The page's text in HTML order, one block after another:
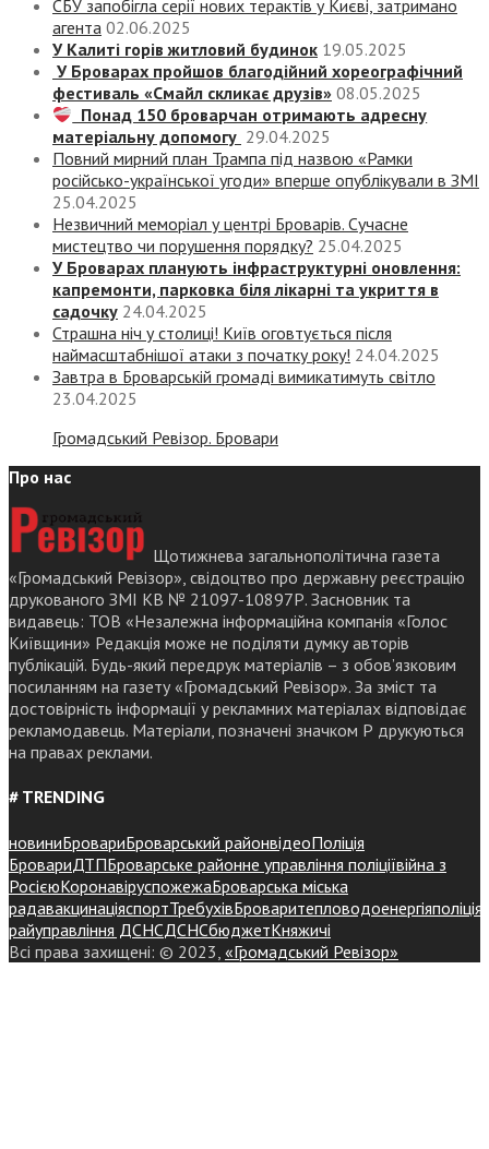
СБУ запобігла серії нових терактів у Києві, затримано
агента 02.06.2025
У Калиті горів житловий будинок 19.05.2025
У Броварах пройшов благодійний хореографічний
фестиваль «Смайл скликає друзів» 08.05.2025
Понад 150 броварчан отримають адресну
матеріальну допомогу 29.04.2025
Повний мирний план Трампа під назвою «‎Рамки
російсько-української угоди» вперше опублікували в ЗМІ
25.04.2025
Незвичний меморіал у центрі Броварів. Сучасне
мистецтво чи порушення порядку? 25.04.2025
У Броварах планують інфраструктурні оновлення:
капремонти, парковка біля лікарні та укриття в
садочку 24.04.2025
Страшна ніч у столиці! Київ оговтується після
наймасштабнішої атаки з початку року! 24.04.2025
Завтра в Броварській громаді вимикатимуть світло
23.04.2025
Громадський Ревізор. Бровари
Про нас
Щотижнева загальнополітична газета
«Громадський Ревізор», свідоцтво про державну реєстрацію
друкованого ЗМІ КВ № 21097-10897Р. Засновник та
видавець: ТОВ «Незалежна інформаційна компанія «Голос
Київщини» Редакція може не поділяти думку авторів
публікацій. Будь-який передрук матеріалів – з обов’язковим
посиланням на газету «Громадський Ревізор». За зміст та
достовірність інформації у рекламних матеріалах відповідає
рекламодавець. Матеріали, позначені значком Р друкуються
на правах реклами.
# TRENDING
новиниБровариБроварський районвідеоПоліція
БровариДТПБроварське районне управління поліціївійна з
РосієюКоронавіруспожежаБроварська міська
радавакцинаціяспортТребухівБроваритепловодоенергіяполіція
райуправління ДСНСДСНСбюджетКняжичі
Всі права захищені: © 2023, «Громадський Ревізор»